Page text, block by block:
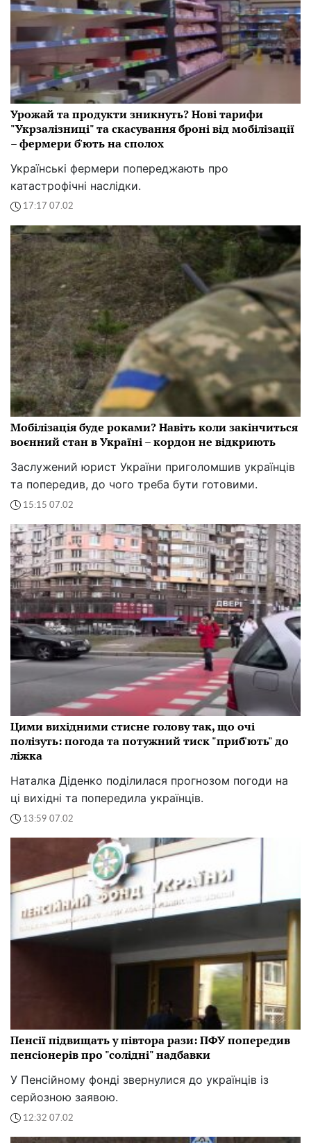
Урожай та продукти зникнуть? Нові тарифи
"Укрзалізниці" та скасування броні від мобілізації
– фермери б'ють на сполох
Українські фермери попереджають про
катастрофічні наслідки.
17:17 07.02
Мобілізація буде роками? Навіть коли закінчиться
воєнний стан в Україні – кордон не відкриють
Заслужений юрист України приголомшив українців
та попередив, до чого треба бути готовими.
15:15 07.02
Цими вихідними стисне голову так, що очі
полізуть: погода та потужний тиск "приб'ють" до
ліжка
Наталка Діденко поділилася прогнозом погоди на
ці вихідні та попередила українців.
13:59 07.02
Пенсії підвищать у півтора рази: ПФУ попередив
пенсіонерів про "солідні" надбавки
У Пенсійному фонді звернулися до українців із
серйозною заявою.
12:32 07.02